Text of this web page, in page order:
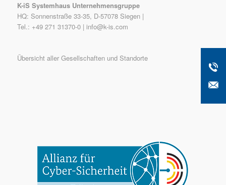
K-iS Systemhaus Unternehmensgruppe
HQ: Sonnenstraße 33-35, D-57078 Siegen |
Tel.: +49 271 31370-0 | info@k-is.com
Übersicht aller Gesellschaften und Standorte